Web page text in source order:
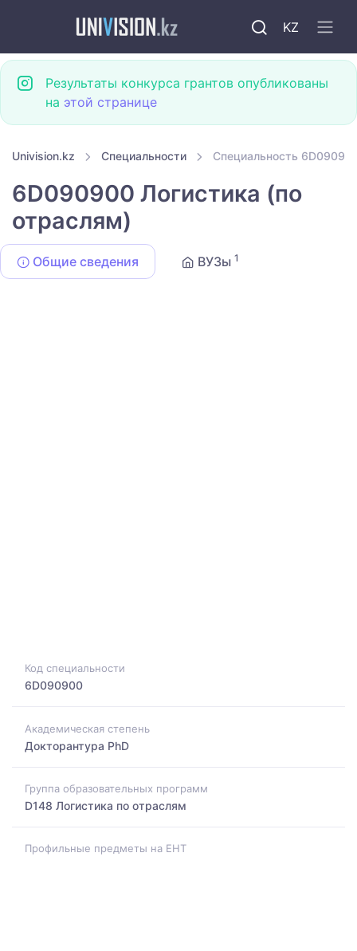
KZ
Результаты конкурса грантов опубликованы
на этой странице
Univision.kz Специальности Специальность
6D090900 Логистика (по
отраслям)
Общие сведения ВУЗы 1
Код специальности
6D090900
Академическая степень
Докторантура PhD
Группа образовательных программ
D148 Логистика по отраслям
Профильные предметы на ЕНТ